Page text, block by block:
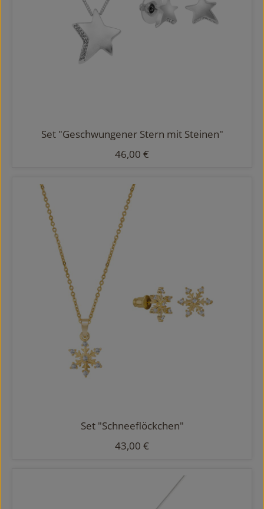
Set "Geschwungener Stern mit Steinen"
Regulärer Preis:
46,00 €
Set "Schneeflöckchen"
Regulärer Preis:
43,00 €